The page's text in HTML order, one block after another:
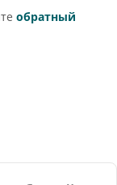
обратный